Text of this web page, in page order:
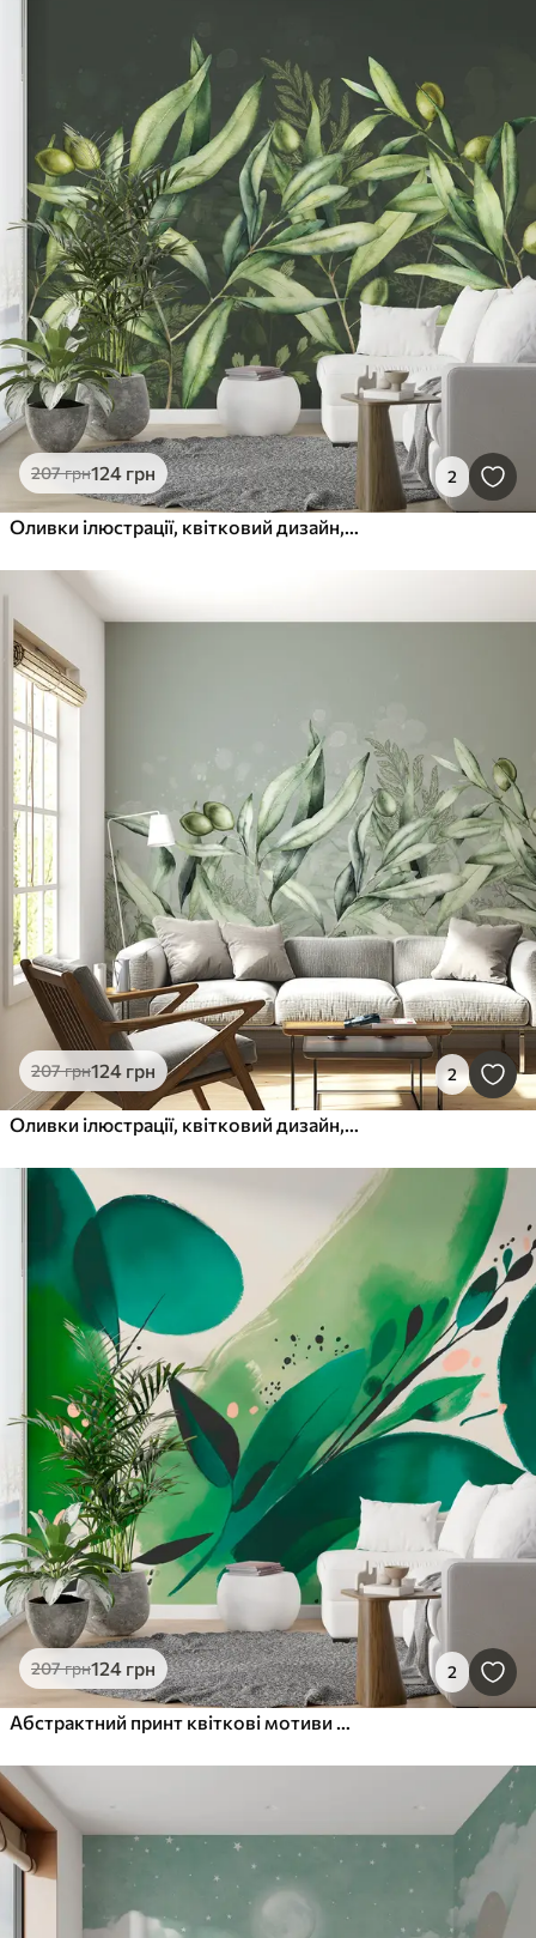
207грн124 грн 2
Оливки ілюстрації, квітковий дизайн, тропічний, акварель, велике листя, темне тло
207грн124 грн 2
Оливки ілюстрації, квітковий дизайн, тропічний, акварель, велике листя, зелені кольори
207грн124 грн 2
Абстрактний принт квіткові мотиви та листя, мінімалізм